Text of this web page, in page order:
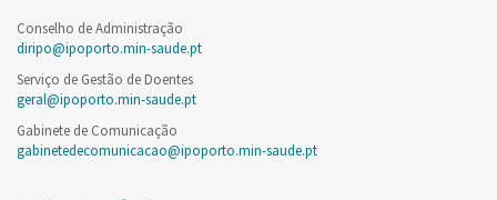
Conselho de Administração
diripo@ipoporto.min-saude.pt
Serviço de Gestão de Doentes
geral@ipoporto.min-saude.pt
Gabinete de Comunicação
gabinetedecomunicacao@ipoporto.min-saude.pt